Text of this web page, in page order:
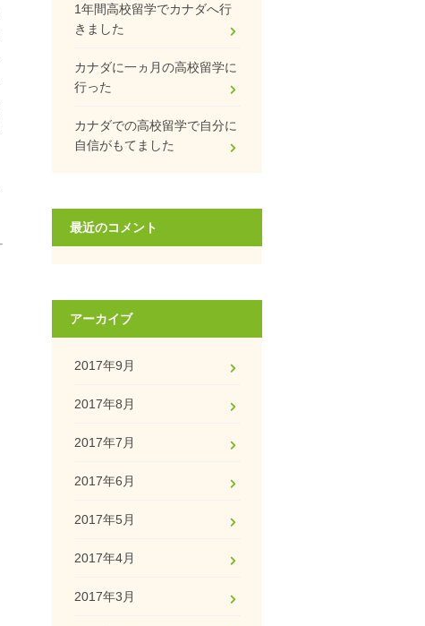
1年間高校留学でカナダへ行
きました
カナダに一ヵ月の高校留学に
行った
カナダでの高校留学で自分に
自信がもてました
最近のコメント
アーカイブ
2017年9月
2017年8月
2017年7月
2017年6月
2017年5月
2017年4月
2017年3月